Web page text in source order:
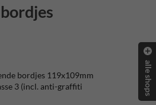
bordjes 119x109mm
3 (incl. anti-graffiti
alle shops